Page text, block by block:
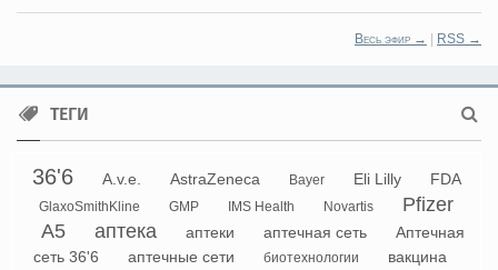
Весь эфир → RSS →
ТЕГИ
36'6 A.v.e. AstraZeneca Bayer Eli Lilly FDA
GlaxoSmithKline GMP IMS Health Novartis
Pfizer
А5
аптека аптеки аптечная сеть
Аптечная
сеть 36'6
аптечные сети биотехнологии вакцина